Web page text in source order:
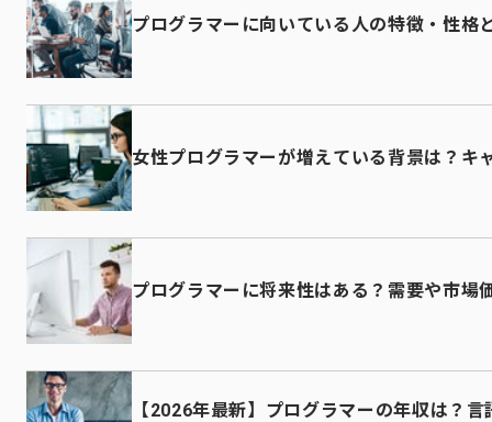
プログラマーに向いている人の特徴・性格
女性プログラマーが増えている背景は？キ
プログラマーに将来性はある？需要や市場
【2026年最新】プログラマーの年収は？